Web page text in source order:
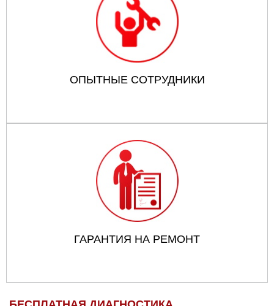
ОПЫТНЫЕ СОТРУДНИКИ
ГАРАНТИЯ НА РЕМОНТ